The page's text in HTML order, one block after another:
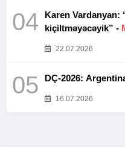
04
Karen Vardanyan:
kiçiltməyəcəyik” -
22.07.2026
05 DÇ-2026:
16.07.2026